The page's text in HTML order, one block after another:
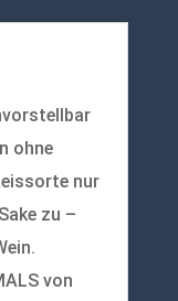
ohne
nur
zu –
von